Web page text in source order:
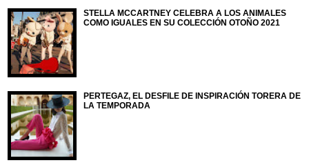
STELLA MCCARTNEY CELEBRA A LOS ANIMALES
COMO IGUALES EN SU COLECCIÓN OTOÑO 2021
PERTEGAZ, EL DESFILE DE INSPIRACIÓN TORERA DE
LA TEMPORADA